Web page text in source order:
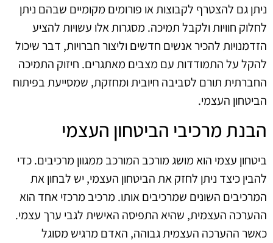
ניתן גם להצטרף לקבוצות או פורומים מקומיים שבהם ניתן
לחלוק חוויות ולקבל תמיכה. מסגרות אלו עשויות להציע
הזדמנויות להכיר אנשים חדשים וליצור חברויות, דבר שיכול
להקל על התמודדות עם מצבים מאתגרים. חיזוק התמיכה
החברתית תורם לסביבה חיובית ומחזקת, שמסייעת בפיתוח
הביטחון העצמי.
הבנת מרכיבי הביטחון העצמי
ביטחון עצמי הוא מושג מורכב המורכב ממגוון מרכיבים. כדי
להבין כיצד ניתן לחזק את הביטחון העצמי, יש לבחון את
המרכיבים השונים שמרכיבים אותו. מרכיב מרכזי אחד הוא
ההערכה העצמית, שהיא התפיסה האישית לגבי ערך עצמי.
כאשר ההערכה העצמית גבוהה, האדם מרגיש מסוגל